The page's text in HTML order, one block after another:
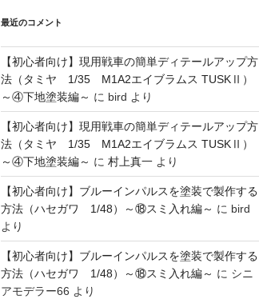
最近のコメント
【初心者向け】現用戦車の簡単ディテールアップ方
法（タミヤ 1/35 M1A2エイブラムス TUSKⅡ）
～④下地塗装編～ に bird より
【初心者向け】現用戦車の簡単ディテールアップ方
法（タミヤ 1/35 M1A2エイブラムス TUSKⅡ）
～④下地塗装編～ に 村上真一より
【初心者向け】ブルーインパルスを塗装で製作する
方法（ハセガワ 1/48）～⑱スミ入れ編～ に bird
より
【初心者向け】ブルーインパルスを塗装で製作する
方法（ハセガワ 1/48）～⑱スミ入れ編～ に シニ
アモデラー66 より